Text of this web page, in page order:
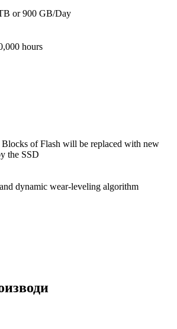
or 900 GB/Day
hours
Blocks of Flash will be replaced with new
the SSD
dynamic wear-leveling algorithm